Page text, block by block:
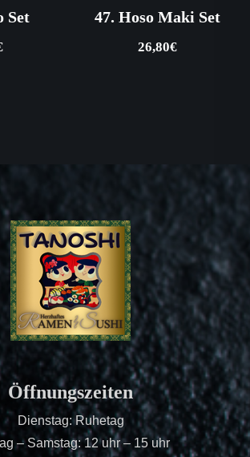
Set 47. Hoso Maki Set
26,80€
Öffnungszeiten
Dienstag: Ruhetag
– Samstag: 12 uhr – 15 uhr